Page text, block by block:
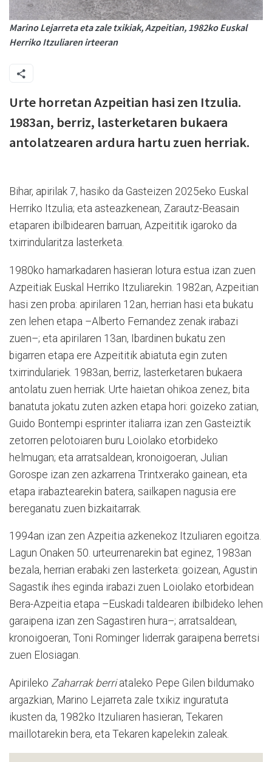
Marino Lejarreta eta zale txikiak, Azpeitian, 1982ko Euskal
Herriko Itzuliaren irteeran
Urte horretan Azpeitian hasi zen Itzulia.
1983an, berriz, lasterketaren bukaera
antolatzearen ardura hartu zuen herriak.
Bihar, apirilak 7, hasiko da Gasteizen 2025eko Euskal
Herriko Itzulia; eta asteazkenean, Zarautz-Beasain
etaparen ibilbidearen barruan, Azpeititik igaroko da
txirrindularitza lasterketa.
1980ko hamarkadaren hasieran lotura estua izan zuen
Azpeitiak Euskal Herriko Itzuliarekin. 1982an, Azpeitian
hasi zen proba: apirilaren 12an, herrian hasi eta bukatu
zen lehen etapa –Alberto Fernandez zenak irabazi
zuen–; eta apirilaren 13an, Ibardinen bukatu zen
bigarren etapa ere Azpeititik abiatuta egin zuten
txirrindulariek. 1983an, berriz, lasterketaren bukaera
antolatu zuen herriak. Urte haietan ohikoa zenez, bita
banatuta jokatu zuten azken etapa hori: goizeko zatian,
Guido Bontempi esprinter italiarra izan zen Gasteiztik
zetorren pelotoiaren buru Loiolako etorbideko
helmugan; eta arratsaldean, kronoigoeran, Julian
Gorospe izan zen azkarrena Trintxerako gainean, eta
etapa irabaztearekin batera, sailkapen nagusia ere
bereganatu zuen bizkaitarrak.
1994an izan zen Azpeitia azkenekoz Itzuliaren egoitza.
Lagun Onaken 50. urteurrenarekin bat eginez, 1983an
bezala, herrian erabaki zen lasterketa: goizean, Agustin
Sagastik ihes eginda irabazi zuen Loiolako etorbidean
Bera-Azpeitia etapa –Euskadi taldearen ibilbideko lehen
garaipena izan zen Sagastiren hura–; arratsaldean,
kronoigoeran, Toni Rominger liderrak garaipena berretsi
zuen Elosiagan.
Apirileko Zaharrak berriataleko Pepe Gilen bildumako
argazkian, Marino Lejarreta zale txikiz inguratuta
ikusten da, 1982ko Itzuliaren hasieran, Tekaren
maillotarekin bera, eta Tekaren kapelekin zaleak.